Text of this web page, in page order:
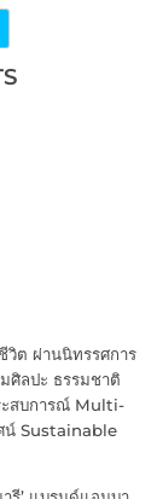
วิต ผ่านนิทรรศการ
ศิลปะ ธรรมชาติ
ะสบการณ์ Multi-
น์ Sustainable